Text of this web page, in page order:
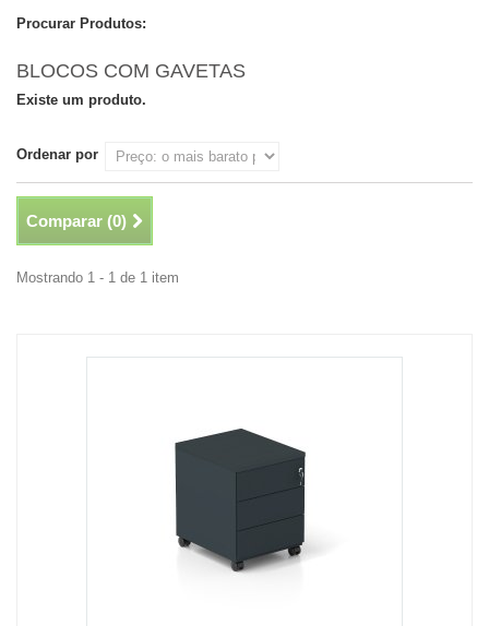
Procurar Produtos:
BLOCOS COM GAVETAS
Existe um produto.
Ordenar por
Comparar (0)
Mostrando 1 - 1 de 1 item